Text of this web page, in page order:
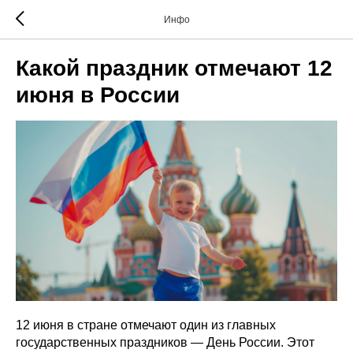
Инфо
Какой праздник отмечают 12
июня в России
12 июня в стране отмечают один из главных
государственных праздников — День России. Этот